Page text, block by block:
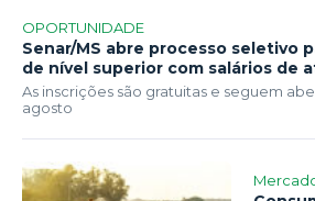
OPORTUNIDADE
Senar/MS abre processo seletivo
de nível superior com salários de
As inscrições são gratuitas e seguem
agosto